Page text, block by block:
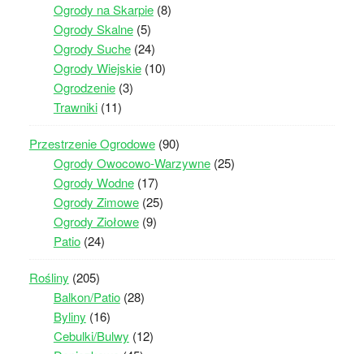
Ogrody na Skarpie(8)
Ogrody Skalne(5)
Ogrody Suche(24)
Ogrody Wiejskie(10)
Ogrodzenie(3)
Trawniki(11)
Przestrzenie Ogrodowe(90)
Ogrody Owocowo-Warzywne(25)
Ogrody Wodne(17)
Ogrody Zimowe(25)
Ogrody Ziołowe(9)
Patio(24)
Rośliny (205)
Balkon/Patio(28)
Byliny (16)
Cebulki/Bulwy (12)